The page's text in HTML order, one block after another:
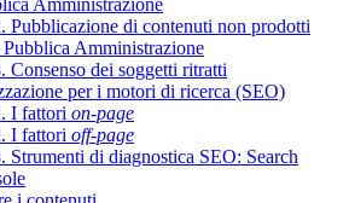
Amministrazione
Pubblicazione di contenuti non prodotti
Pubblica Amministrazione
Consenso dei soggetti ritratti
per i motori di ricerca (SEO)
I fattori on-page
I fattori off-page
Strumenti di diagnostica SEO: Search